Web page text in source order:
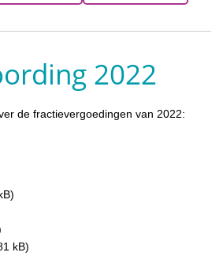
2022
de fractievergoedingen van 2022:
kB)